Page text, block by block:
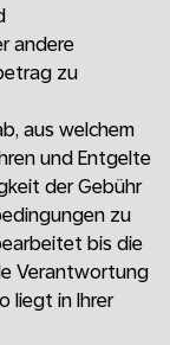
andere
zu
aus welchem
und Entgelte
der Gebühr
zu
bis die
Verantwortung
liegt in Ihrer